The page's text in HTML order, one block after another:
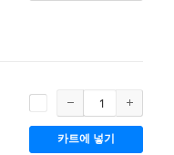
카트에 넣기